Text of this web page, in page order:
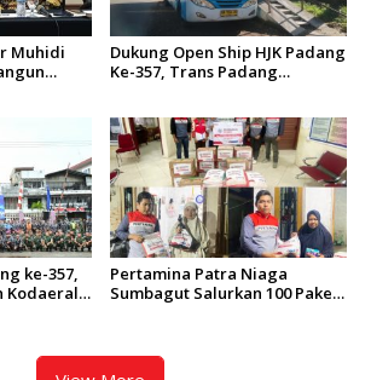
Muhidi
Dukung Open Ship HJK Padang
Ke-357, Trans Padang
ke-357,
Kodaeral
Pertamina Patra Niaga
Sumbagut Salurkan 100 Paket